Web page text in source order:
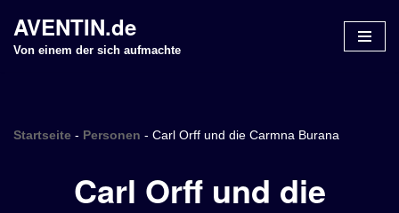
Z
n
AVENTIN.de
Von einem der sich aufmachte
Startseite - Personen - Carl Orff und die Carmna Burana
Carl Orff und die